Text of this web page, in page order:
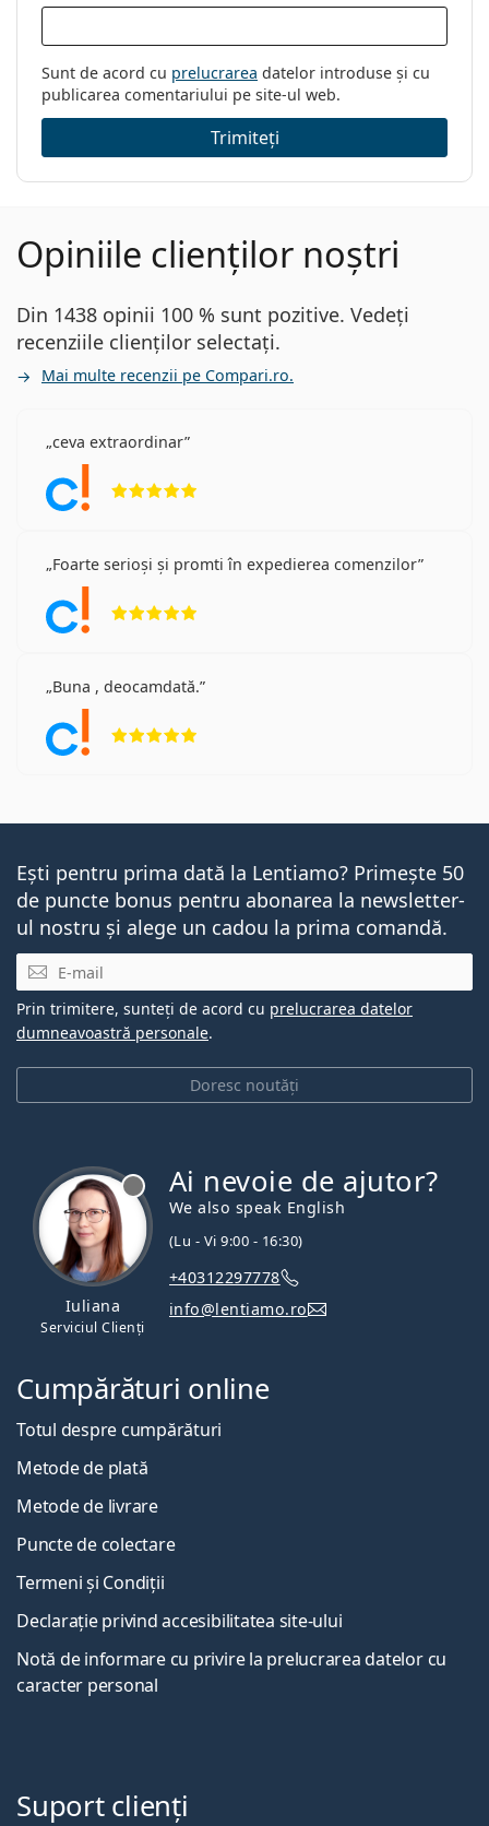
Cod:
CA 8065/CS D51 16 55
Sunt de acord cu prelucrarea datelor introduse și cu
publicarea comentariului pe site-ul web.
Trimiteți
Opiniile clienților noștri
Din 1438 opinii 100 % sunt pozitive. Vedeți
recenziile clienților selectați.
Mai multe recenzii pe Compari.ro.
ceva extraordinar
Foarte serioși și promti în expedierea comenzilor
Buna , deocamdată.
Ești pentru prima dată la Lentiamo? Primește 50
de puncte bonus pentru abonarea la newsletter-
ul nostru și alege un cadou la prima comandă.
E-mail
Doresc noutăți
Prin trimitere, sunteți de acord cu prelucrarea datelor
dumneavoastră personale.
Iuliana
Serviciul Clienți
Ai nevoie de ajutor?
We also speak English
(Lu - Vi 9:00 - 16:30)
+40312297778
info@lentiamo.ro
Cumpărături online
Totul despre cumpărături
Metode de plată
Metode de livrare
Puncte de colectare
Termeni și Condiții
Declarație privind accesibilitatea site-ului
Notă de informare cu privire la prelucrarea datelor cu
caracter personal
Suport clienți